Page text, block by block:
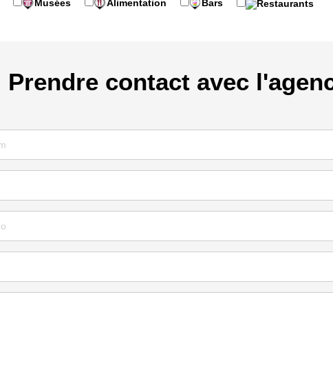
Musées Alimentation Bars Restaurants
Prendre contact avec